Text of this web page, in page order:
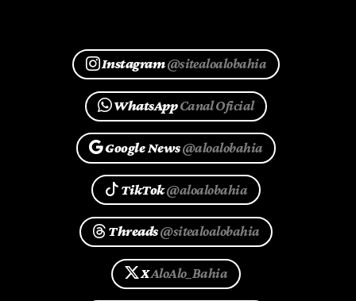
Instagram@sitealoalobahia
WhatsAppCanal Oficial
Google News@aloalobahia
TikTok@aloalobahia
Threads@sitealoalobahia
XAloAlo_Bahia